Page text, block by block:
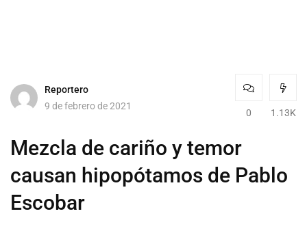
Reportero
9 de febrero de 2021
0 1.13K
Mezcla de cariño y temor
causan hipopótamos de Pablo
Escobar